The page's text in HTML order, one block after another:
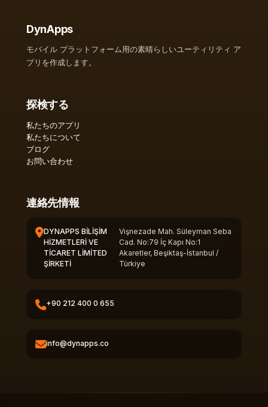
DynApps
モバイル プラットフォーム用の素晴らしいユーティリティ ア
プリを作成します。
探検する
私たちのアプリ
私たちについて
ブログ
お問い合わせ
連絡先情報
DYNAPPS BİLİŞİM
HİZMETLERİ VE
TİCARET LİMİTED
ŞİRKETİ
Vişnezade Mah. Süleyman Seba
Cad. No:79 İç Kapı No:1
Akaretler, Beşiktaş-İstanbul /
Türkiye
+90 212 400 0 655
info@dynapps.co